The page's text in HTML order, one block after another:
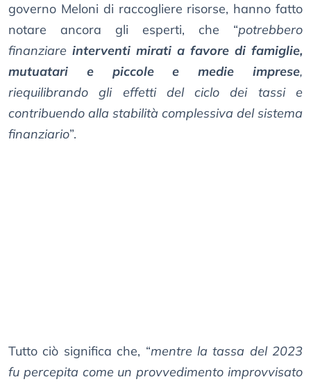
governo Meloni di raccogliere risorse, hanno fatto
notare ancora gli esperti, che “potrebbero
finanziare interventi mirati a favore di famiglie,
mutuatari e piccole e medie imprese,
riequilibrando gli effetti del ciclo dei tassi e
contribuendo alla stabilità complessiva del sistema
finanziario”.
Tutto ciò significa che, “mentre la tassa del 2023
fu percepita come un provvedimento improvvisato